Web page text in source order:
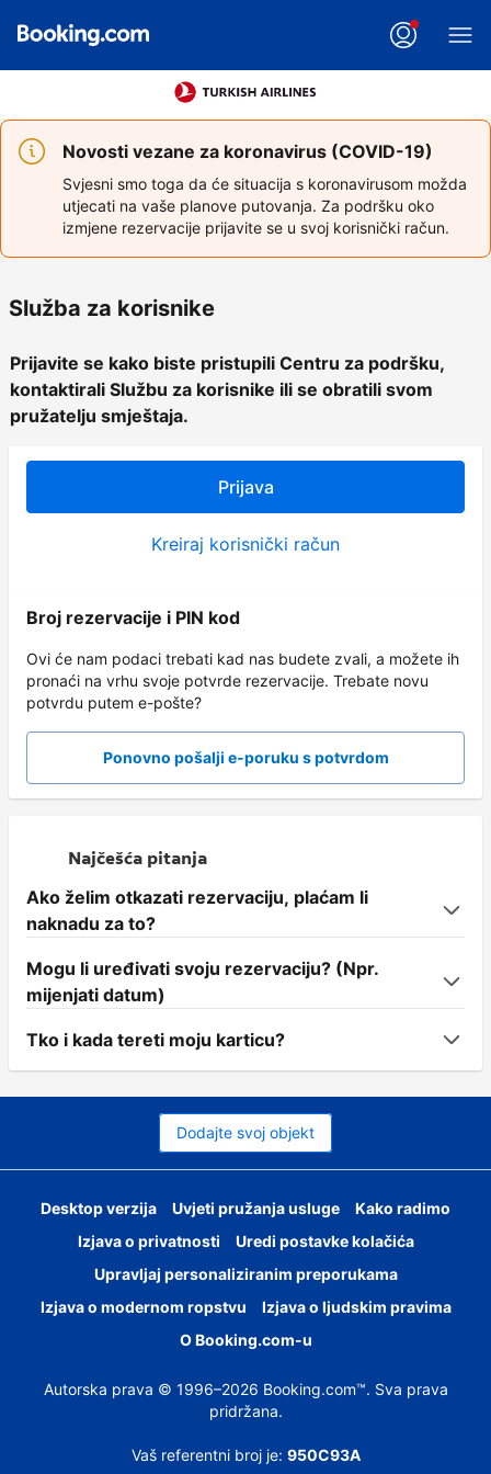
Novosti vezane za koronavirus (COVID-19)
Svjesni smo toga da će situacija s koronavirusom možda
utjecati na vaše planove putovanja. Za podršku oko
izmjene rezervacije prijavite se u svoj korisnički račun.
Služba za korisnike
Prijavite se kako biste pristupili Centru za podršku,
kontaktirali Službu za korisnike ili se obratili svom
pružatelju smještaja.
Prijava
Kreiraj korisnički račun
Broj rezervacije i PIN kod
Ovi će nam podaci trebati kad nas budete zvali, a možete ih
pronaći na vrhu svoje potvrde rezervacije. Trebate novu
potvrdu putem e-pošte?
Ponovno pošalji e-poruku s potvrdom
Najčešća pitanja
Ako želim otkazati rezervaciju, plaćam li
naknadu za to?
Mogu li uređivati svoju rezervaciju? (Npr.
mijenjati datum)
Tko i kada tereti moju karticu?
Dodajte svoj objekt
Desktop verzija Uvjeti pružanja usluge
Kako radimo
Izjava o privatnosti
Uredi postavke kolačića
Upravljaj personaliziranim preporukama
Izjava o modernom ropstvu
Izjava o ljudskim pravima
O Booking.com-u
Autorska prava © 1996–2026 Booking.com™. Sva prava
pridržana.
Vaš referentni broj je: 950C93A